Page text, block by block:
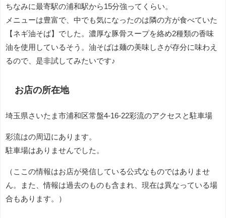
ちなみに最寄駅の浦和駅から15分強ってくらい。
メニューは豊富で、中でも気になったのは隣の方が食べていた
【ネギ油そば】でした。濃厚な豚骨スープを絡め2種類の香味
油を使用しているそう。油そばは麺の美味しさが存分に味わえ
るので、是非試してみたいです♪
お店の所在地
埼玉県さいたま市浦和区常盤4-16-22彩流のアクセスと駐車場
彩流はの周辺にあります。
駐車場はありませんでした。
（ここの情報はお店が発信している公式なものではありませ
ん。また、情報は過去のものも含まれ、現在は異なっている場
合もあります。）